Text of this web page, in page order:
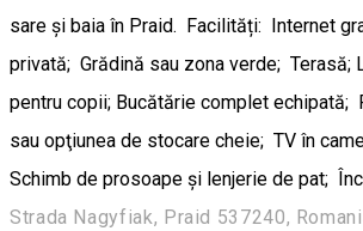
sare și baia în Praid. Facilități: Internet
privată; Grădină sau zona verde; Terasă;
pentru copii; Bucătărie complet echipată;
sau opţiunea de stocare cheie; TV în
Schimb de prosoape şi lenjerie de pat;
Strada Nagyfiak, Praid 537240,